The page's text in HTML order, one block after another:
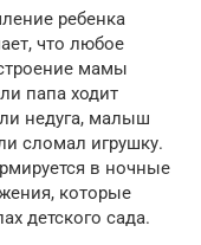
ребенка
что любое
мамы
папа ходит
недуга, малыш
сломал игрушку.
в ночные
которые
детского сада.